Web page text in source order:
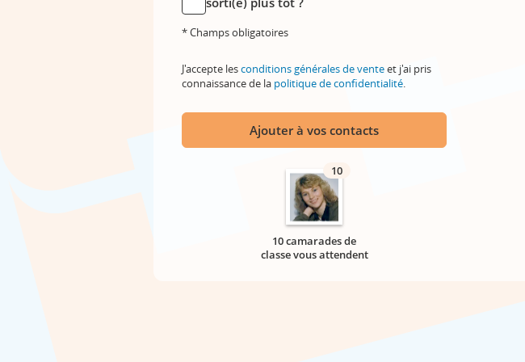
* Champs obligatoires
J'accepte lesconditions générales de venteet j'ai pris
connaissance de la politique de confidentialité.
Ajouter à vos contacts
10
10 camarades de
classe vous attendent